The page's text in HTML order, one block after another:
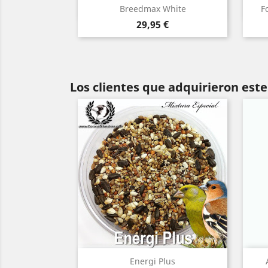
Breedmax White
Precio
29,95 €
Vista rápida
Los clientes que adquirieron
Energi Plus
Vista rápida